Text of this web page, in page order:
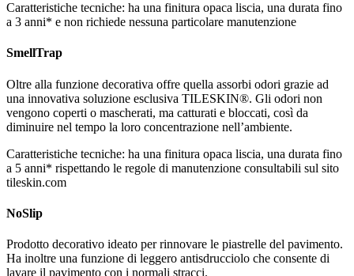
Caratteristiche tecniche: ha una finitura opaca liscia, una durata fino
a 3 anni* e non richiede nessuna particolare manutenzione
SmellTrap
Oltre alla funzione decorativa offre quella assorbi odori grazie ad
una innovativa soluzione esclusiva TILESKIN®. Gli odori non
vengono coperti o mascherati, ma catturati e bloccati, così da
diminuire nel tempo la loro concentrazione nell’ambiente.
Caratteristiche tecniche: ha una finitura opaca liscia, una durata fino
a 5 anni* rispettando le regole di manutenzione consultabili sul sito
tileskin.com
NoSlip
Prodotto decorativo ideato per rinnovare le piastrelle del pavimento.
Ha inoltre una funzione di leggero antisdrucciolo che consente di
lavare il pavimento con i normali stracci.